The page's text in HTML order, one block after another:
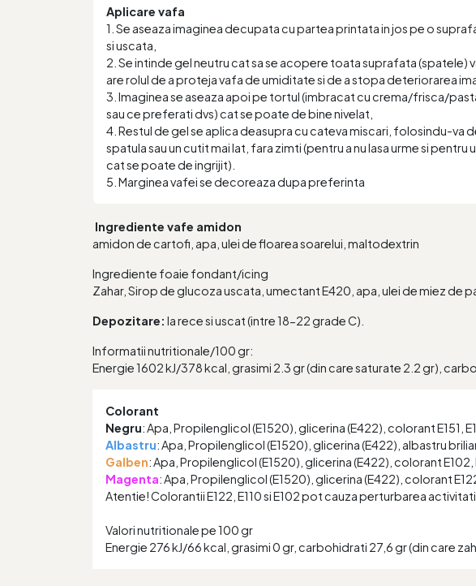
Aplicare vafa
1. Se aseaza imaginea decupata cu partea printata in jos pe o
si uscata,
2. Se intinde gel neutru cat sa se acopere toata suprafata (spatele)
are rolul de a proteja vafa de umiditate si de a stopa deteriorarea
3. Imaginea se aseaza apoi pe tortul (imbracat cu crema/frisca/
sau ce preferati dvs) cat se poate de bine nivelat,
4. Restul de gel se aplica deasupra cu cateva miscari, folosindu-va
spatula sau un cutit mai lat, fara zimti (pentru a nu lasa urme si pentru
cat se poate de ingrijit).
5. Marginea vafei se decoreaza dupa preferinta
Ingrediente vafe amidon
amidon de cartofi, apa, ulei de floarea soarelui, maltodextrin
Ingrediente foaie fondant/icing
Zahar, Sirop de glucoza uscata, umectant E420, apa, ulei de miez de
Depozitare: la rece si uscat (intre 18-22 grade C).
Informatii nutritionale/100 gr:
Energie 1602 kJ/378 kcal, grasimi 2.3 gr (din care saturate 2.2 gr),
Colorant
Negru: Apa, Propilenglicol (E1520), glicerina (E422), colorant E151,
Albastru: Apa, Propilenglicol (E1520), glicerina (E422), albastru
Galben: Apa, Propilenglicol (E1520), glicerina (E422), colorant E102,
Magenta: Apa, Propilenglicol (E1520), glicerina (E422), colorant
Atentie! Colorantii E122, E110 si E102 pot cauza perturbarea
Valori nutritionale pe 100 gr
Energie 276 kJ/66 kcal, grasimi 0 gr, carbohidrati 27,6 gr (din care